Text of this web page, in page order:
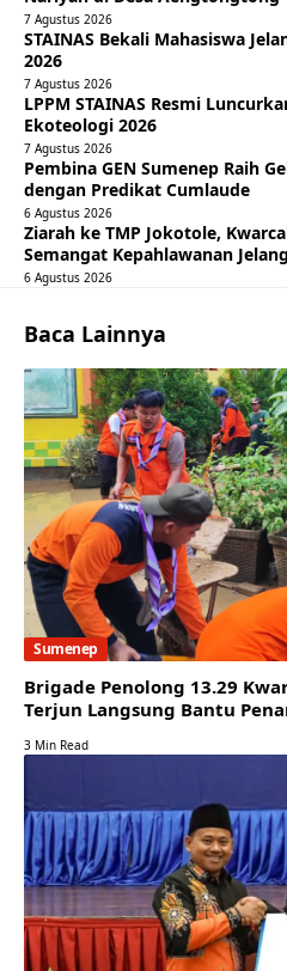
7 Agustus 2026
STAINAS Bekali Mahasiswa
2026
7 Agustus 2026
LPPM STAINAS Resmi
Ekoteologi 2026
7 Agustus 2026
Pembina GEN Sumenep Raih
dengan Predikat Cumlaude
6 Agustus 2026
Ziarah ke TMP Jokotole,
Semangat Kepahlawanan
6 Agustus 2026
Baca Lainnya
Sumenep
Brigade Penolong 13.29
Terjun Langsung Bantu
3 Min Read